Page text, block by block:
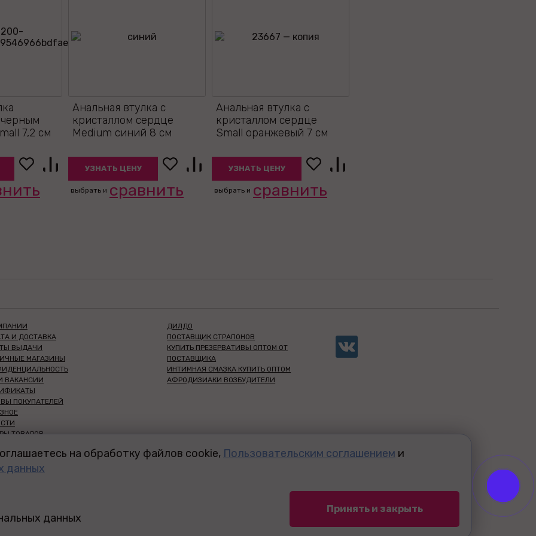
7,2 см
Анальная втулка с
кристаллом сердце
Medium синий 8 см
УЗНАТЬ ЦЕНУ
выбрать и сравнить
Анальная втулка с
кристаллом сердце
Small оранжевый 7 см
УЗНАТЬ ЦЕНУ
выбрать и сравнить
И ДОСТАВКА
ВЫДАЧИ
МАГАЗИНЫ
ВАКАНСИИ
ПОКУПАТЕЛЕЙ
ТОВАРОВ
ВАС
ООО И ИП
ДИЛДО
ПОСТАВЩИК СТРАПОНОВ
КУПИТЬ ПРЕЗЕРВАТИВЫ ОПТОМ ОТ
ПОСТАВЩИКА
ИНТИМНАЯ СМАЗКА КУПИТЬ ОПТОМ
АФРОДИЗИАКИ ВОЗБУДИТЕЛИ
на обработку файлов cookie, Пользовательским соглашением и
данных
данных
Принять и закрыть